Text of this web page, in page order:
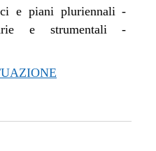
e piani pluriennali -
e strumentali -